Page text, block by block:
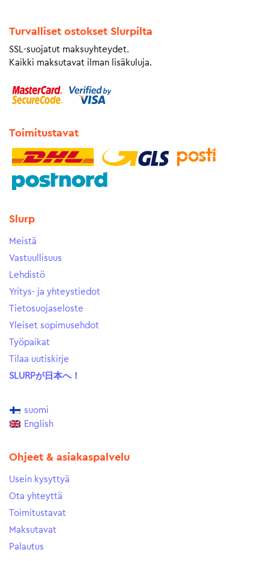
Turvalliset ostokset Slurpilta
SSL-suojatut maksuyhteydet.
Kaikki maksutavat ilman lisäkuluja.
Toimitustavat
Slurp
Meistä
Vastuullisuus
Lehdistö
Yritys- ja yhteystiedot
Tietosuojaseloste
Yleiset sopimusehdot
Työpaikat
Tilaa uutiskirje
SLURPが日本へ！
suomi
English
Ohjeet & asiakaspalvelu
Usein kysyttyä
Ota yhteyttä
Toimitustavat
Maksutavat
Palautus